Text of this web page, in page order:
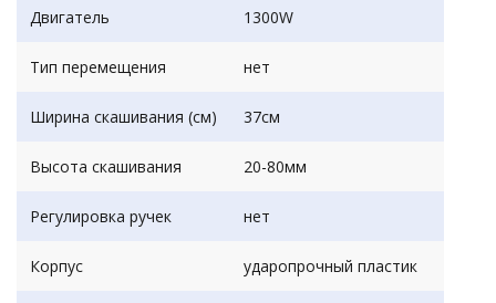
Двигатель 1300W
Тип перемещения нет
Ширина скашивания (см) 37см
Высота скашивания 20-80мм
Регулировка ручек нет
Корпус ударопрочный пластик